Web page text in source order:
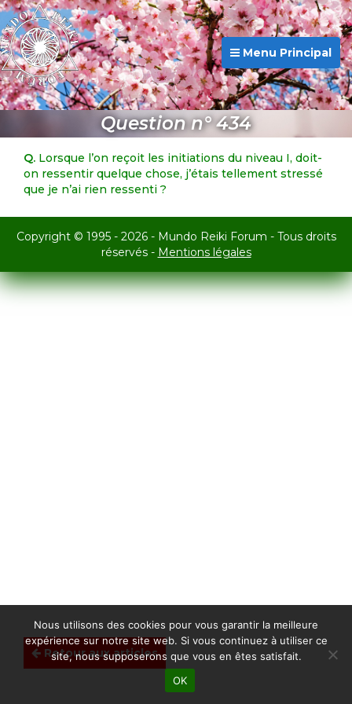
Menu Principal
Question n° 434
Retour aux articles
Q. Lorsque l’on reçoit les initiations du niveau I, doit-
on ressentir quelque chose, j’étais tellement stressé
que je n’ai rien ressenti ?
Copyright © 1995 - 2026 - Mundo Reiki Forum - Tous droits
réservés - Mentions légales
Nous utilisons des cookies pour vous garantir la meilleure
expérience sur notre site web. Si vous continuez à utiliser ce
site, nous supposerons que vous en êtes satisfait.
OK